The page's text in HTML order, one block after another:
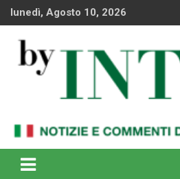
Skiplunedì, Agosto 10, 2026
By Internews
internazionale